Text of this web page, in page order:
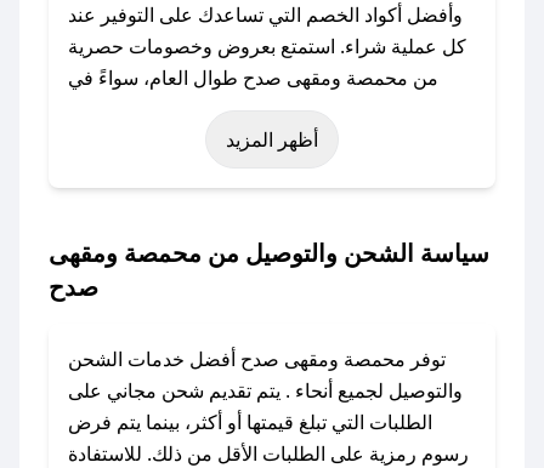
وأفضل أكواد الخصم التي تساعدك على التوفير عند
كل عملية شراء. استمتع بعروض وخصومات حصرية
من محمصة ومقهى صدح طوال العام، سواءً في
المناسبات مثل عيد الفطر، عيد الأضحى، الجمعة
البيضاء (شهر نوفمبر)، رمضان، اليوم الوطني، يوم
التأسيس، أو حتى عروض خاصة أخرى.
صدح؟
باستخدام تطبيق صحصح، يمكنك العثور بسهولة على
الكوبون، تواصل معنا عبر تويتر أو البريد الإلكتروني
لإضافته بسرعة.
### كيفية استخدام كود خصم محمصة ومقهى
أظهر المزيد
سياسة الشحن والتوصيل من محمصة ومقهى
صدح
توفر محمصة ومقهى صدح أفضل خدمات الشحن
والتوصيل لجميع أنحاء . يتم تقديم شحن مجاني على
الطلبات التي تبلغ قيمتها أو أكثر، بينما يتم فرض
رسوم رمزية على الطلبات الأقل من ذلك. للاستفادة